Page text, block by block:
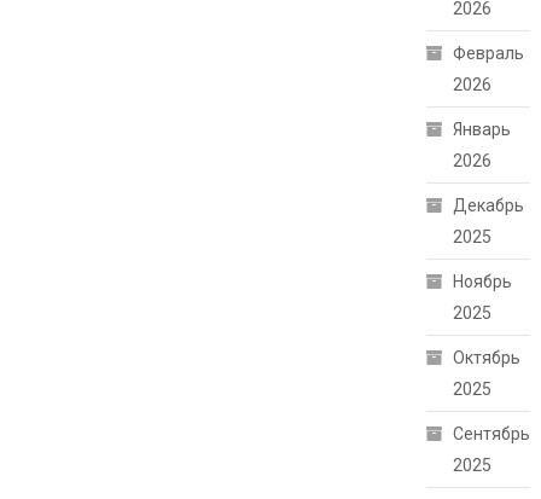
2026
Февраль
2026
Январь
2026
Декабрь
2025
Ноябрь
2025
Октябрь
2025
Сентябрь
2025